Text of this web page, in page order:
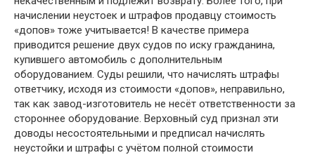
начислении неустоек и штрафов продавцу стоимость
«допов» тоже учитывается! В качестве примера
приводится решение двух судов по иску гражданина,
купившего автомобиль с дополнительным
оборудованием. Суды решили, что начислять штрафы
ответчику, исходя из стоимости «допов», неправильно,
так как завод-изготовитель не несёт ответственности за
стороннее оборудование. Верховный суд признал эти
доводы несостоятельными и предписал начислять
неустойки и штрафы с учётом полной стоимости